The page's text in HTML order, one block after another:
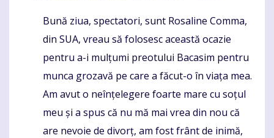
Komentaras
Bună ziua, spectatori, sunt Rosaline Comma,
din SUA, vreau să folosesc această ocazie
pentru a-i mulțumi preotului Bacasim pentru
munca grozavă pe care a făcut-o în viața mea.
Am avut o neînțelegere foarte mare cu soțul
meu și a spus că nu mă mai vrea din nou că
are nevoie de divorț, am fost frânt de inimă,